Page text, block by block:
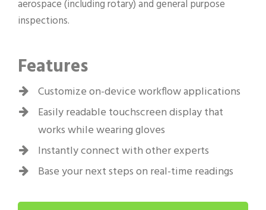
aerospace (including rotary) and general purpose
inspections.
Features
Customize on-device workflow applications
Easily readable touchscreen display that
works while wearing gloves
Instantly connect with other experts
Base your next steps on real-time readings